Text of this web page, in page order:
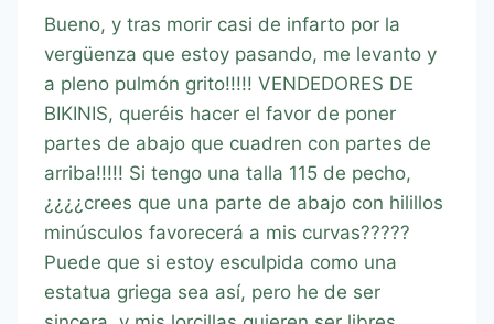
Bueno, y tras morir casi de infarto por la
vergüenza que estoy pasando, me levanto y
a pleno pulmón grito!!!!! VENDEDORES DE
BIKINIS, queréis hacer el favor de poner
partes de abajo que cuadren con partes de
arriba!!!!! Si tengo una talla 115 de pecho,
¿¿¿¿crees que una parte de abajo con hilillos
minúsculos favorecerá a mis curvas?????
Puede que si estoy esculpida como una
estatua griega sea así, pero he de ser